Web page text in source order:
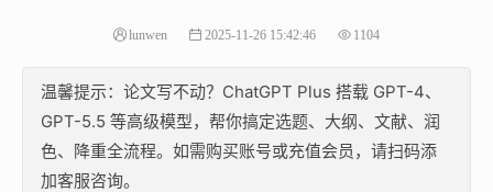
lunwen 2025-11-26 15:42:46 1104
温馨提示：论文写不动？ChatGPT Plus 搭载 GPT-4、
GPT-5.5 等高级模型，帮你搞定选题、大纲、文献、润
色、降重全流程。如需购买账号或充值会员，请扫码添
加客服咨询。